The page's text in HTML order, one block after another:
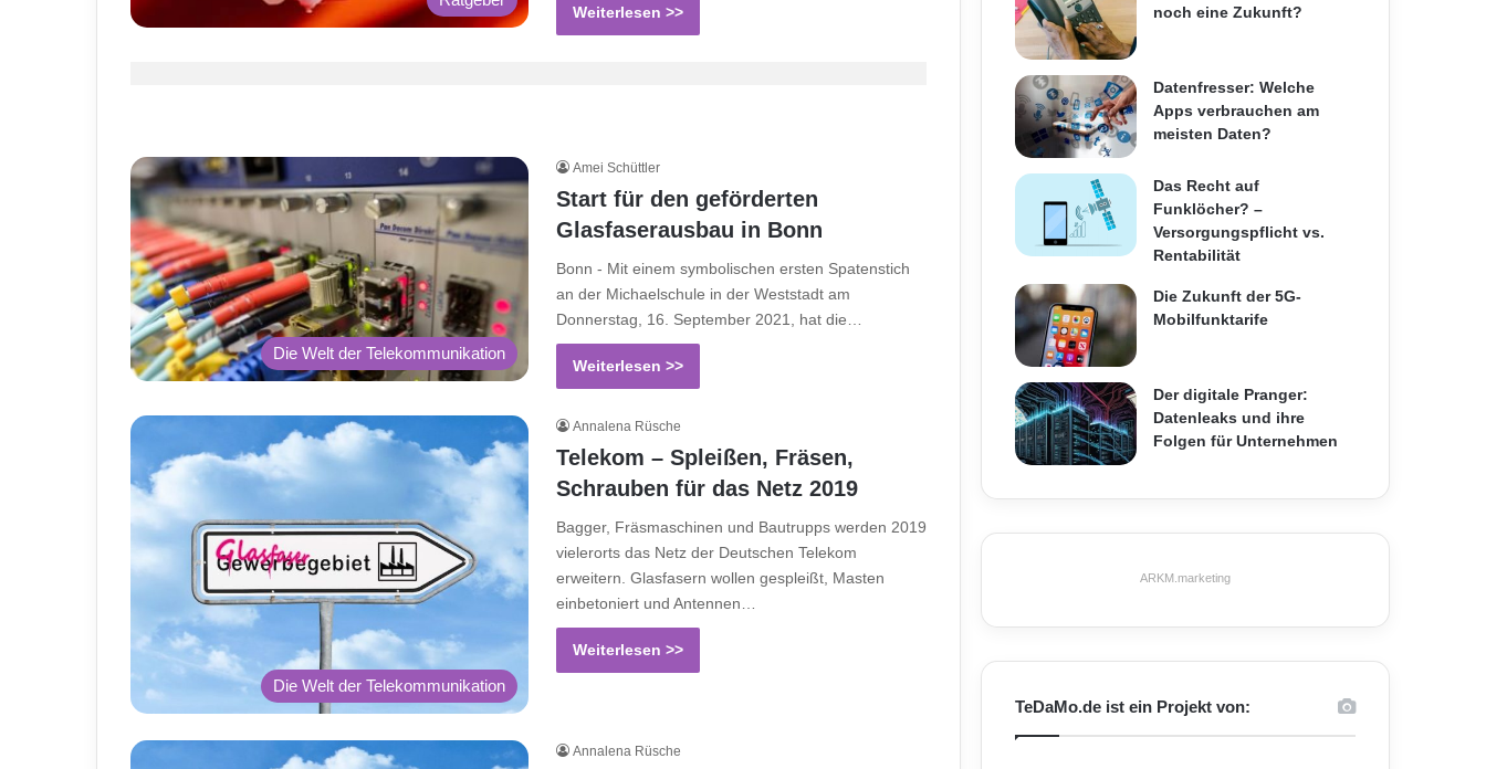
Weiterlesen >>
Die Welt der Telekommunikation
Amei Schüttler
Start für den geförderten
Glasfaserausbau in Bonn
Bonn - Mit einem symbolischen ersten Spatenstich
an der Michaelschule in der Weststadt am
Donnerstag, 16. September 2021, hat die…
Weiterlesen >>
Die Welt der Telekommunikation
Annalena Rüsche
Telekom – Spleißen, Fräsen,
Schrauben für das Netz 2019
Bagger, Fräsmaschinen und Bautrupps werden 2019
vielerorts das Netz der Deutschen Telekom
erweitern. Glasfasern wollen gespleißt, Masten
einbetoniert und Antennen…
Weiterlesen >>
Annalena Rüsche
noch eine Zukunft?
Datenfresser: Welche
Apps verbrauchen am
meisten Daten?
Das Recht auf
Funklöcher? –
Versorgungspflicht vs.
Rentabilität
Die Zukunft der 5G-
Mobilfunktarife
Der digitale Pranger:
Datenleaks und ihre
Folgen für Unternehmen
ARKM.marketing
TeDaMo.de ist ein Projekt von: